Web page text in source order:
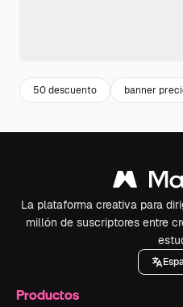
50 descuento banner
La plataforma creativa para
millón de suscriptores entre
Productos